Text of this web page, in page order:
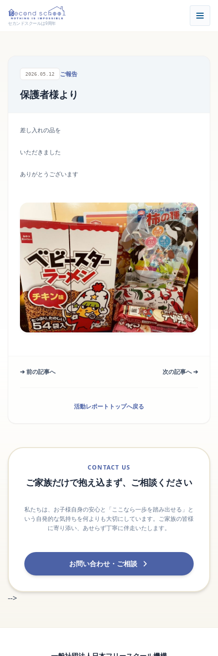
セカンドスクールは9周年
2026.05.12 ご報告
保護者様より
差し入れの品を
いただきました
ありがとうございます
➔ 前の記事へ 次の記事へ ➔
活動レポートトップへ戻る
CONTACT US
ご家族だけで抱え込まず、ご相談ください
私たちは、お子様自身の安心と「ここなら一歩を踏み出せる」と
いう自発的な気持ちを何よりも大切にしています。ご家族の皆様
に寄り添い、あせらず丁寧に伴走いたします。
お問い合わせ・ご相談
-->